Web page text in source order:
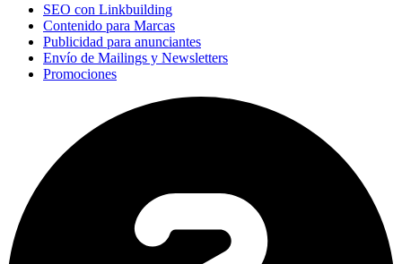
SEO con Linkbuilding
Contenido para Marcas
Publicidad para anunciantes
Envío de Mailings y Newsletters
Promociones